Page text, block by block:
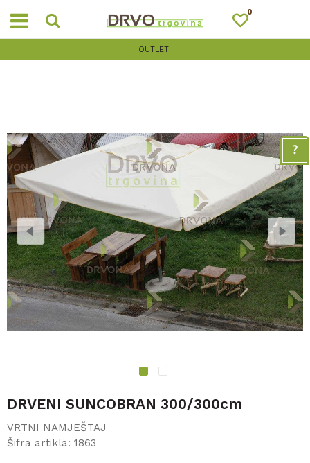
0
OUTLET
1 2
DRVENI SUNCOBRAN 300/300cm
VRTNI NAMJEŠTAJ
Šifra artikla: 1863